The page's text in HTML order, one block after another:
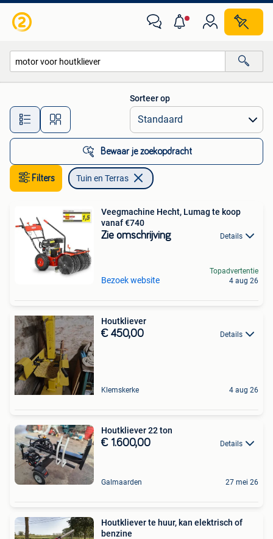
Alle afstanden…
Sorteer op
Bewaar je zoekopdracht
Filters Tuin en Terras
Veegmachine Hecht, Lumag te koop
vanaf €740
Zie omschrijving Details
Bezoek website
Topadvertentie
4 aug 26
Houtkliever
€ 450,00 Details
Klemskerke 4 aug 26
Houtkliever 22 ton
€ 1.600,00 Details
Galmaarden 27 mei 26
Houtkliever te huur, kan elektrisch of
benzine